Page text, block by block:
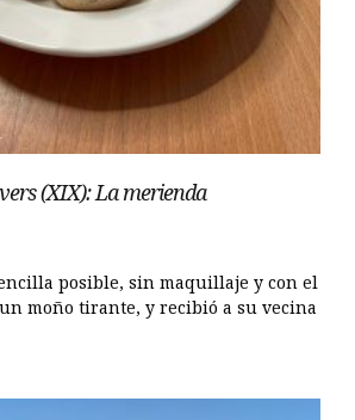
(XIX): La merienda
posible, sin maquillaje y con el
moño tirante, y recibió a su vecina